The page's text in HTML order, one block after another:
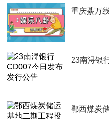
重庆綦万
23南浔银
鄂西煤炭